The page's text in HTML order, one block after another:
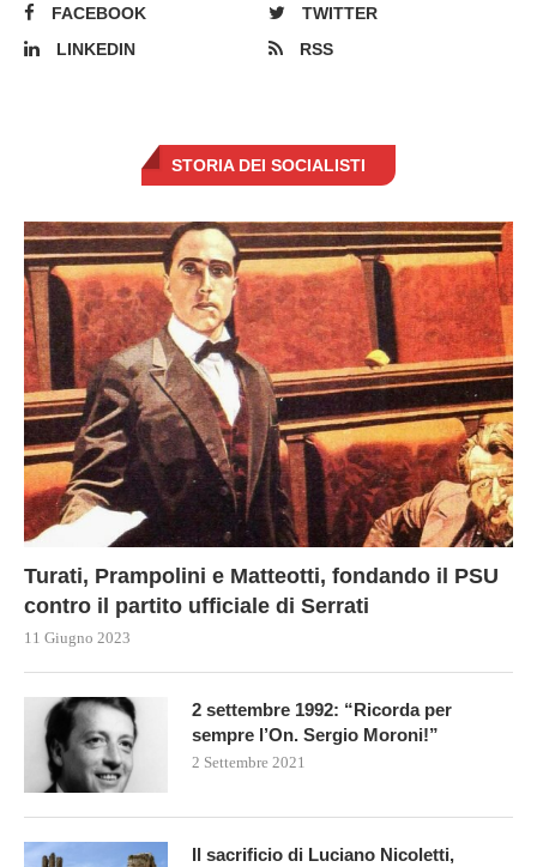
FACEBOOK
TWITTER
LINKEDIN
RSS
STORIA DEI SOCIALISTI
Turati, Prampolini e Matteotti, fondando il PSU
contro il partito ufficiale di Serrati
11 Giugno 2023
2 settembre 1992: “Ricorda per
sempre l’On. Sergio Moroni!”
2 Settembre 2021
Il sacrificio di Luciano Nicoletti,